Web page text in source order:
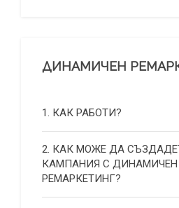
ДИНАМИЧЕН
1. КАК РАБОТИ?
2. КАК МОЖЕ ДА
КАМПАНИЯ С ДИНАМИЧЕН
РЕМАРКЕТИНГ?